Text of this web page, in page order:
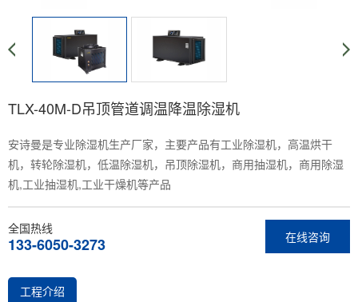
TLX-40M-D吊顶管道调温降温除湿机
安诗曼是专业除湿机生产厂家，主要产品有工业除湿机，高温烘干
机，转轮除湿机，低温除湿机，吊顶除湿机，商用抽湿机，商用除湿
机,工业抽湿机,工业干燥机等产品
在线咨询
全国热线
133-6050-3273
工程介绍